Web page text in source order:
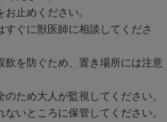
止めください。
ぐに獣医師に相談してくださ
飲を防ぐため、置き場所には注意
ため大人が監視してください。
いところに保管してください。